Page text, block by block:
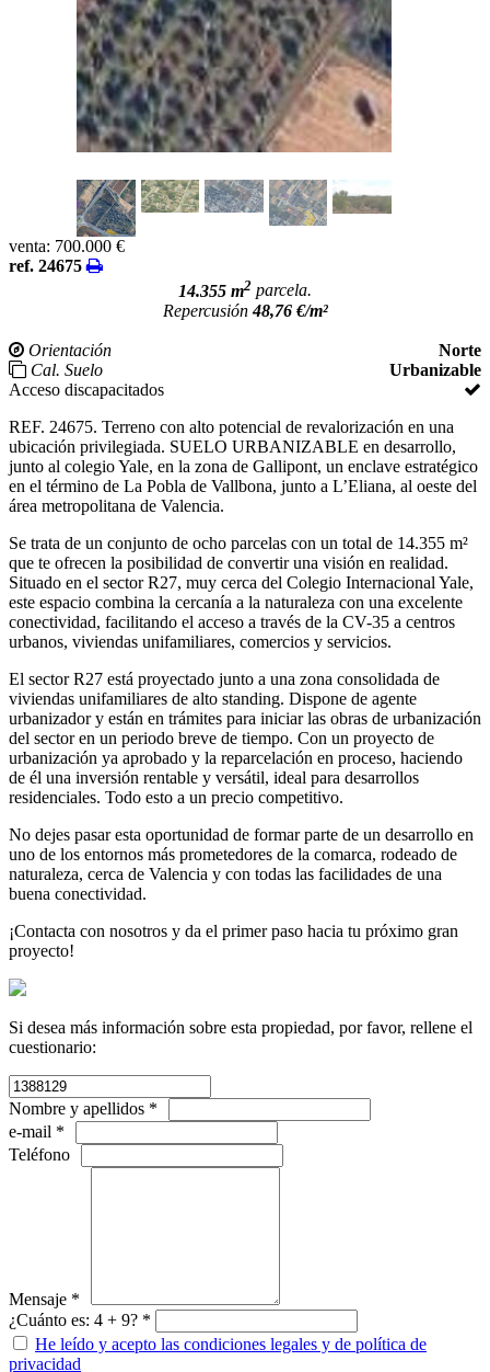
venta: 700.000 €
ref. 24675
14.355 m2 parcela.
Repercusión48,76 €/m²
Orientación
Norte
Cal. Suelo
Urbanizable
Acceso discapacitados
REF. 24675. Terreno con alto potencial de revalorización en una
ubicación privilegiada. SUELO URBANIZABLE en desarrollo,
junto al colegio Yale, en la zona de Gallipont, un enclave estratégico
en el término de La Pobla de Vallbona, junto a L’Eliana, al oeste del
área metropolitana de Valencia.
Se trata de un conjunto de ocho parcelas con un total de 14.355 m²
que te ofrecen la posibilidad de convertir una visión en realidad.
Situado en el sector R27, muy cerca del Colegio Internacional Yale,
este espacio combina la cercanía a la naturaleza con una excelente
conectividad, facilitando el acceso a través de la CV-35 a centros
urbanos, viviendas unifamiliares, comercios y servicios.
El sector R27 está proyectado junto a una zona consolidada de
viviendas unifamiliares de alto standing. Dispone de agente
urbanizador y están en trámites para iniciar las obras de urbanización
del sector en un periodo breve de tiempo. Con un proyecto de
urbanización ya aprobado y la reparcelación en proceso, haciendo
de él una inversión rentable y versátil, ideal para desarrollos
residenciales. Todo esto a un precio competitivo.
No dejes pasar esta oportunidad de formar parte de un desarrollo en
uno de los entornos más prometedores de la comarca, rodeado de
naturaleza, cerca de Valencia y con todas las facilidades de una
buena conectividad.
¡Contacta con nosotros y da el primer paso hacia tu próximo gran
proyecto!
Si desea más información sobre esta propiedad, por favor, rellene el
cuestionario:
Nombre y apellidos *
e-mail *
Teléfono
Mensaje *
¿Cuánto es: 4 + 9? *
He leído y acepto las condiciones legales y de política de
privacidad